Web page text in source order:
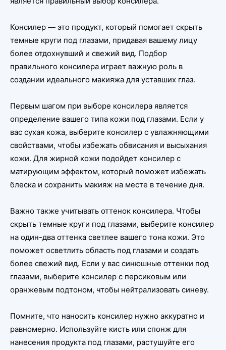
Консилер — это продукт, который помогает скрыть
темные круги под глазами, придавая вашему лицу
более отдохнувший и свежий вид. Подбор
правильного консилера играет важную роль в
создании идеального макияжа для уставших глаз.
Первым шагом при выборе консилера является
определение вашего типа кожи под глазами. Если у
вас сухая кожа, выберите консилер с увлажняющими
свойствами, чтобы избежать обвисания и высыхания
кожи. Для жирной кожи подойдет консилер с
матирующим эффектом, который поможет избежать
блеска и сохранить макияж на месте в течение дня.
Важно также учитывать оттенок консилера. Чтобы
скрыть темные круги под глазами, выберите консилер
на один-два оттенка светлее вашего тона кожи. Это
поможет осветлить область под глазами и создать
более свежий вид. Если у вас синюшные оттенки под
глазами, выберите консилер с персиковым или
оранжевым подтоном, чтобы нейтрализовать синеву.
Помните, что наносить консилер нужно аккуратно и
равномерно. Используйте кисть или спонж для
нанесения продукта под глазами, растушуйте его